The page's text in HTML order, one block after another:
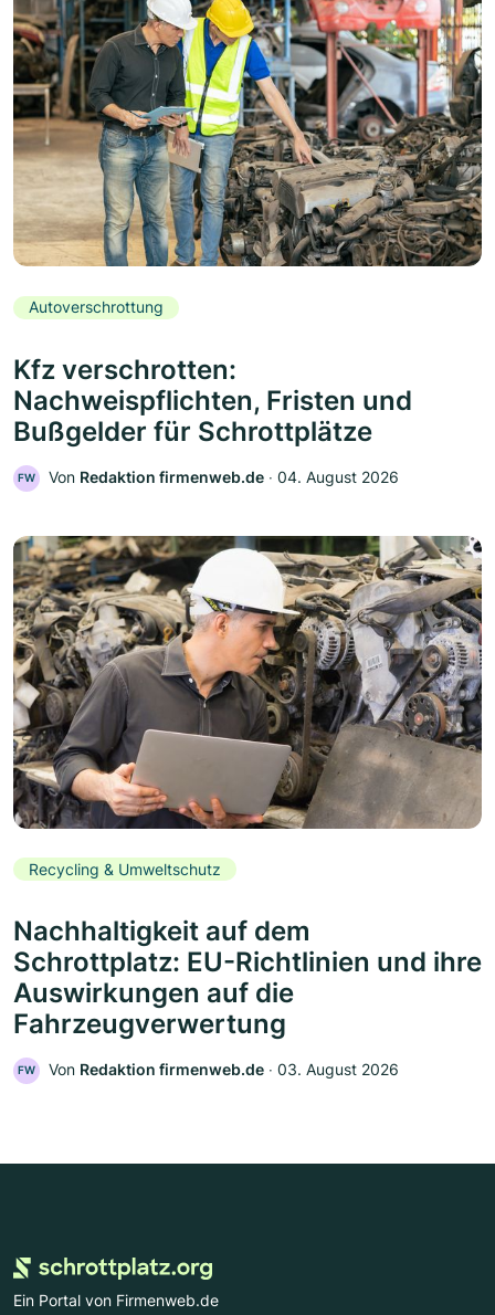
Autoverschrottung
Kfz verschrotten:
Nachweispflichten, Fristen und
Bußgelder für Schrottplätze
FW Von Redaktion firmenweb.de ‧ 04. August 2026
Recycling & Umweltschutz
Nachhaltigkeit auf dem
Schrottplatz: EU-Richtlinien und ihre
Auswirkungen auf die
Fahrzeugverwertung
FW Von Redaktion firmenweb.de ‧ 03. August 2026
Ein Portal von Firmenweb.de